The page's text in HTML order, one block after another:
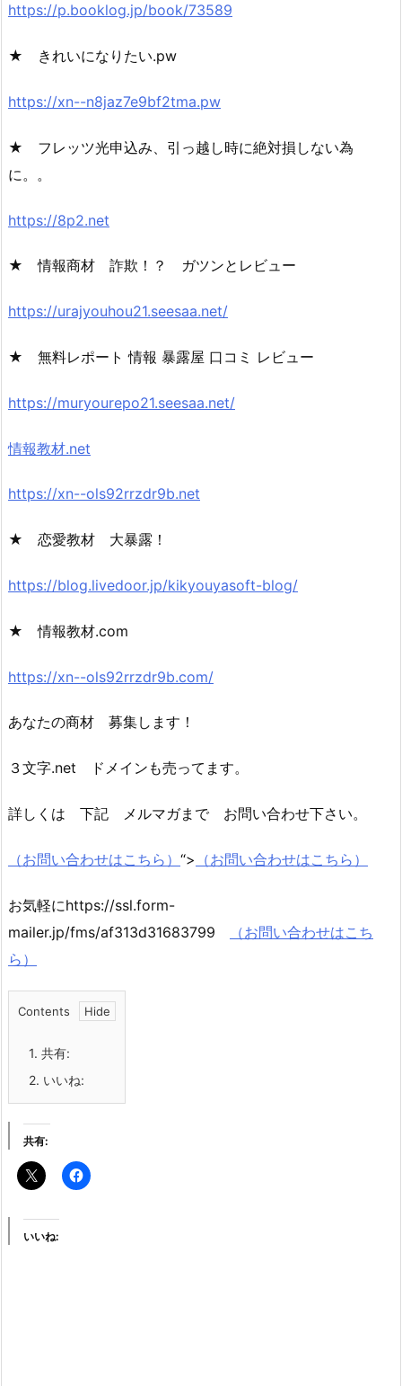
https://p.booklog.jp/book/73589
★ きれいになりたい.pw
https://xn--n8jaz7e9bf2tma.pw
★ フレッツ光申込み、引っ越し時に絶対損しない為
に。。
https://8p2.net
★ 情報商材 詐欺！？ ガツンとレビュー
https://urajyouhou21.seesaa.net/
★ 無料レポート 情報 暴露屋 口コミ レビュー
https://muryourepo21.seesaa.net/
情報教材.net
https://xn--ols92rrzdr9b.net
★ 恋愛教材 大暴露！
https://blog.livedoor.jp/kikyouyasoft-blog/
★ 情報教材.com
https://xn--ols92rrzdr9b.com/
あなたの商材 募集します！
３文字.net ドメインも売ってます。
詳しくは 下記 メルマガまで お問い合わせ下さい。
（お問い合わせはこちら） “> （お問い合わせはこちら）
お気軽にhttps://ssl.form-
mailer.jp/fms/af313d31683799
（お問い合わせはこち
ら）
Contents
1. 共有:
2. いいね:
共有:
いいね: